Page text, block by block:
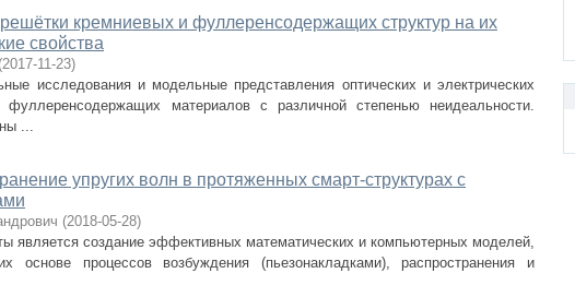
кремниевых и фуллеренсодержащих структур на их
свойства
(2017-11-23)
исследования и модельные представления оптических и электрических
фуллеренсодержащих материалов с различной степенью неидеальности.
...
упругих волн в протяженных смарт-структурах с
(2018-05-28)
является создание эффективных математических и компьютерных моделей,
основе процессов возбуждения (пьезонакладками), распространения и